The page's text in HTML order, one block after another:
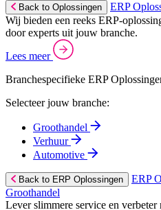
Back to Oplossingen
ERP
Wij bieden een reeks ERP-
door experts uit jouw branche.
Lees meer
Branchespecifieke ERP
Selecteer jouw branche:
Groothandel
Verhuur
Automotive
Back to ERP Oplossingen
ERP
Groothandel
Lever slimmere service en